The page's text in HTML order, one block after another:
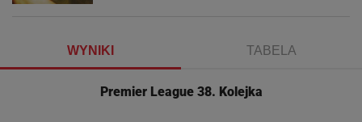
WYNIKI TABELA
Premier League 38. Kolejka